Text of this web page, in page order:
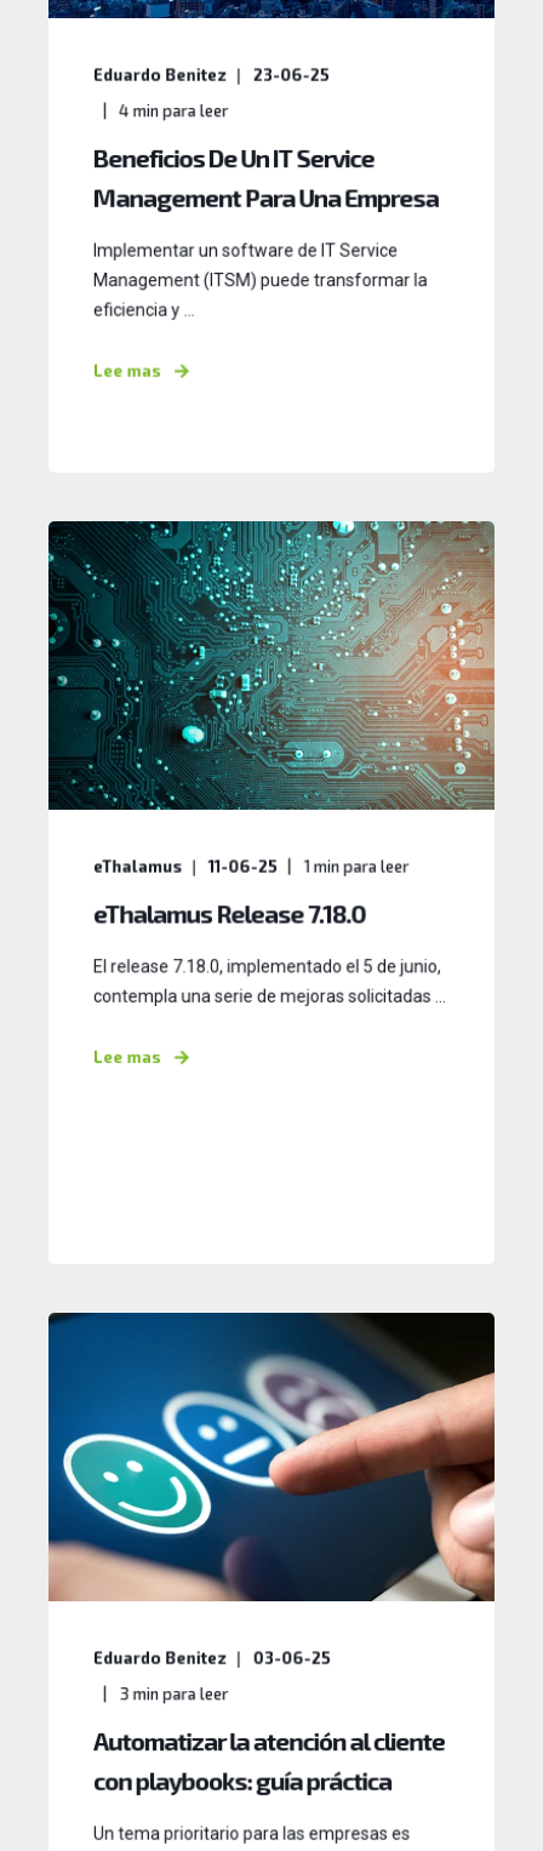
Eduardo Benitez 23-06-25
4 min para leer
Beneficios De Un IT Service
Management Para Una Empresa
Implementar un software de IT Service
Management (ITSM) puede transformar la
eficiencia y ...
Lee mas
eThalamus 11-06-25 1 min para leer
eThalamus Release 7.18.0
El release 7.18.0, implementado el 5 de junio,
contempla una serie de mejoras solicitadas ...
Lee mas
Eduardo Benitez 03-06-25
3 min para leer
Automatizar la atención al cliente
con playbooks: guía práctica
Un tema prioritario para las empresas es